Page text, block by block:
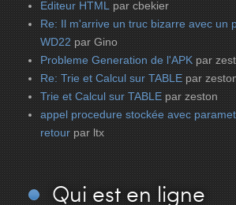
Editeur HTML par cbekier
Re: Il m'arrive un truc bizarre avec un
WD22 par Gino
Probleme Generation de l'APK par
Re: Trie et Calcul sur TABLE par
Trie et Calcul sur TABLE par zeston
appel procedure stockée avec
retour par ltx
Qui est en ligne